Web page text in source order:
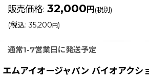
販売価格: 32,000円(税別)
(税込: 35,200円)
通常1-7営業日に発送予定
エムアイオージャパン バイオアク